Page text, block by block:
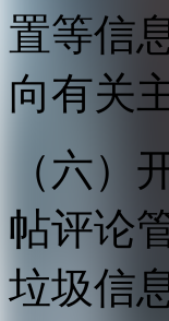
置等信
向有关
（六）
帖评论
垃圾信